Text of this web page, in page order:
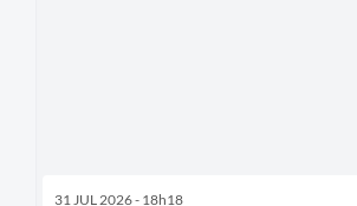
31 JUL 2026 - 18h18